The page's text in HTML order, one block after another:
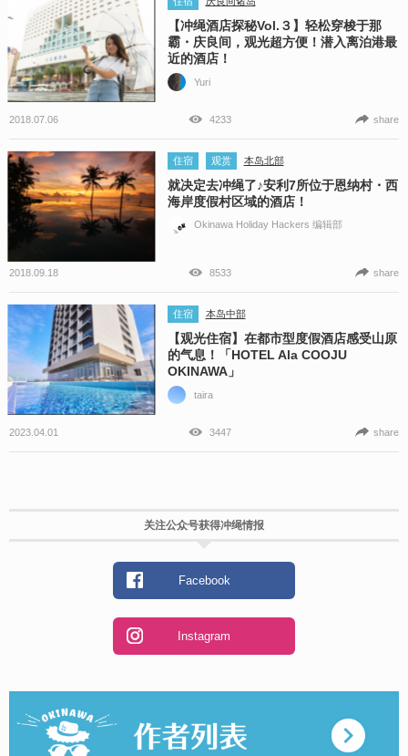
【冲绳酒店探秘Vol.３】轻松穿梭于那
霸・庆良间，观光超方便！潜入离泊港最
近的酒店！
Yuri
2018.07.06 4233 share
住宿 观赏 本岛北部
就决定去冲绳了♪安利7所位于恩纳村・西
海岸度假村区域的酒店！
Okinawa Holiday Hackers 编辑部
2018.09.18 8533 share
住宿 本岛中部
【观光住宿】在都市型度假酒店感受山原
的气息！「HOTEL Ala COOJU
OKINAWA」
taira
2023.04.01 3447 share
关注公众号获得冲绳情报
Facebook
Instagram